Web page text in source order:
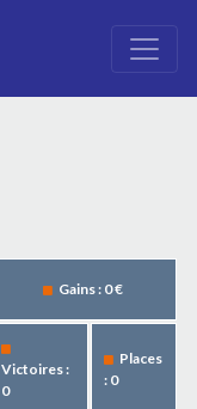
Gains : 0 €
Victoires :
0
Places
: 0